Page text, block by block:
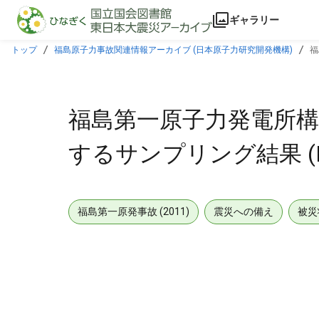
本文に飛ぶ
ギャラリー
トップ 福島原子力事故関連情報アーカイブ (日本原子力研究開発機構)
福島第一原子力発電所
するサンプリング結果
福島第一原発事故 (2011) 震災への備え 被災